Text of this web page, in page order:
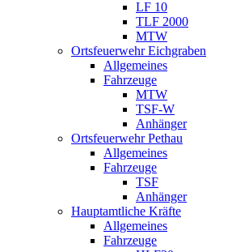
LF 10
TLF 2000
MTW
Ortsfeuerwehr Eichgraben
Allgemeines
Fahrzeuge
MTW
TSF-W
Anhänger
Ortsfeuerwehr Pethau
Allgemeines
Fahrzeuge
TSF
Anhänger
Hauptamtliche Kräfte
Allgemeines
Fahrzeuge